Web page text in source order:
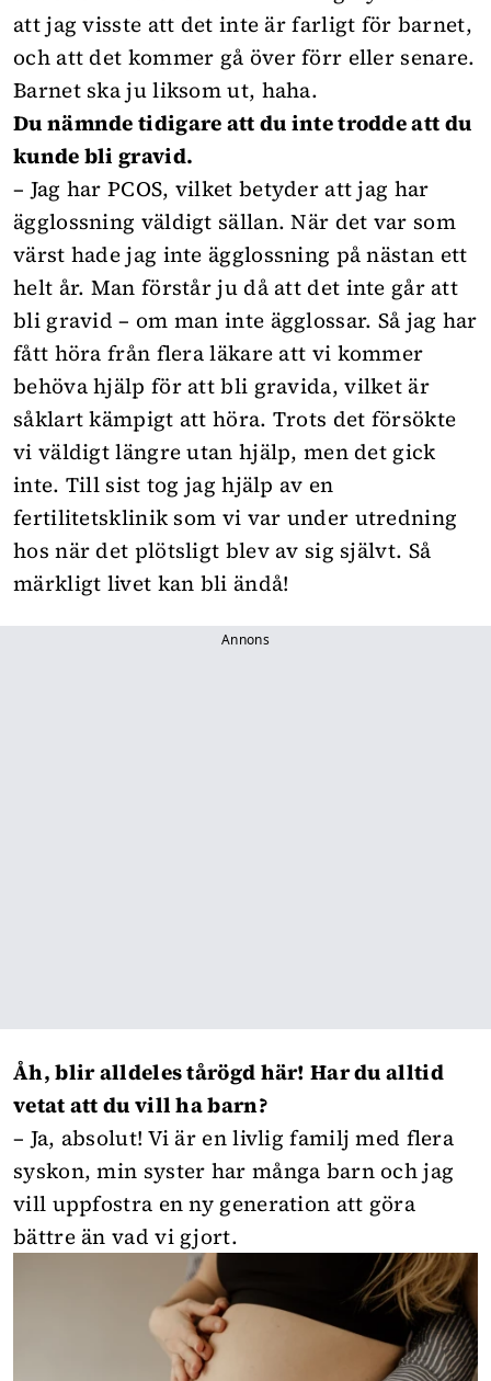
att jag visste att det inte är farligt för barnet,
och att det kommer gå över förr eller senare.
Barnet ska ju liksom ut, haha.
Du nämnde tidigare att du inte trodde att du
kunde bli gravid.
– Jag har PCOS, vilket betyder att jag har
ägglossning väldigt sällan. När det var som
värst hade jag inte ägglossning på nästan ett
helt år. Man förstår ju då att det inte går att
bli gravid – om man inte ägglossar. Så jag har
fått höra från flera läkare att vi kommer
behöva hjälp för att bli gravida, vilket är
såklart kämpigt att höra. Trots det försökte
vi väldigt längre utan hjälp, men det gick
inte. Till sist tog jag hjälp av en
fertilitetsklinik som vi var under utredning
hos när det plötsligt blev av sig självt. Så
märkligt livet kan bli ändå!
Annons
Åh, blir alldeles tårögd här! Har du alltid
vetat att du vill ha barn?
– Ja, absolut! Vi är en livlig familj med flera
syskon, min syster har många barn och jag
vill uppfostra en ny generation att göra
bättre än vad vi gjort.